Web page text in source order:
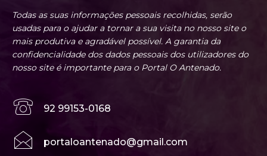
Todas as suas informações pessoais recolhidas, serão
usadas para o ajudar a tornar a sua visita no nosso site o
mais produtiva e agradável possível. A garantia da
confidencialidade dos dados pessoais dos utilizadores do
nosso site é importante para o Portal O Antenado.
92 99153-0168
portaloantenado@gmail.com